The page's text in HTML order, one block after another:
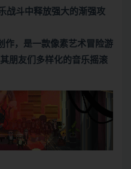
战斗中释放强大的渐强攻
作，是一款像素艺术冒险游
朋友们多样化的音乐摇滚